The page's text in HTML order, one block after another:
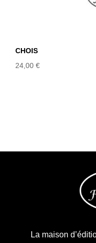
CHOIS
24,00 €
La maison